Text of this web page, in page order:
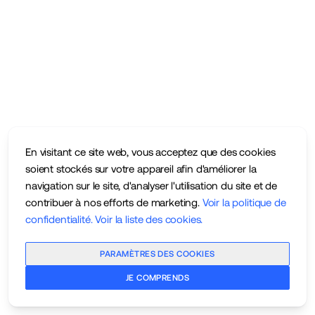
En visitant ce site web, vous acceptez que des cookies
soient stockés sur votre appareil afin d'améliorer la
navigation sur le site, d'analyser l'utilisation du site et de
contribuer à nos efforts de marketing. Voir la politique de
confidentialité. Voir la liste des cookies.
PARAMÈTRES DES COOKIES
JE COMPRENDS